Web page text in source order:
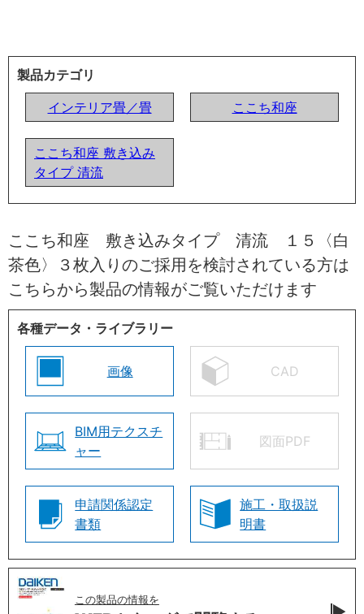
製品カテゴリ
インテリア畳／畳
ここち和座
ここち和座 敷き込み
タイプ 清流
ここち和座 敷き込みタイプ 清流 １５〈白
茶色〉３枚入りのご採用を検討されている方は
こちらから製品の情報がご覧いただけます
各種データ・ライブラリー
画像 CAD
BIM用テクスチ
ャー
図面PDF
申請関係認定
書類
施工・取扱説
明書
この製品の情報を